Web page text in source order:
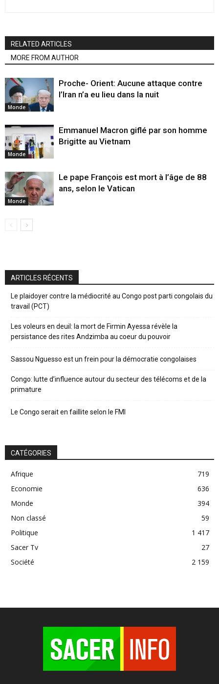
RELATED ARTICLES
MORE FROM AUTHOR
Monde
Proche- Orient: Aucune attaque contre
l’Iran n’a eu lieu dans la nuit
Monde
Emmanuel Macron giflé par son homme
Brigitte au Vietnam
Monde
Le pape François est mort à l’âge de 88
ans, selon le Vatican
ARTICLES RÉCENTS
Le plaidoyer contre la médiocrité au Congo post parti congolais du
travail (PCT)
Les voleurs en deuil: la mort de Firmin Ayessa révèle la
persistance des rites Andzimba au coeur du pouvoir
Sassou Nguesso est un frein pour la démocratie congolaises
Congo: lutte d’influence autour du secteur des télécoms et de la
primature
Le Congo serait en faillite selon le FMI
CATÉGORIES
Afrique
719
Economie
636
Monde
394
Non classé
59
Politique
1 417
Sacer Tv
27
Société
2 159